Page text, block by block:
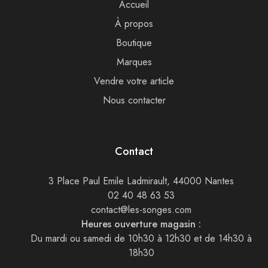
Accueil
À propos
Boutique
Marques
Vendre votre article
Nous contacter
Contact
3 Place Paul Emile Ladmirault, 44000 Nantes
02 40 48 63 53
contact@les-songes.com
Heures ouverture magasin :
Du mardi ou samedi de 10h30 à 12h30 et de 14h30 à
18h30